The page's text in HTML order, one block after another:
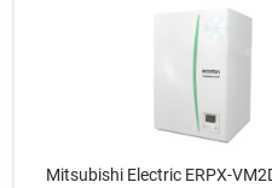
Mitsubishi Electric ERPX-